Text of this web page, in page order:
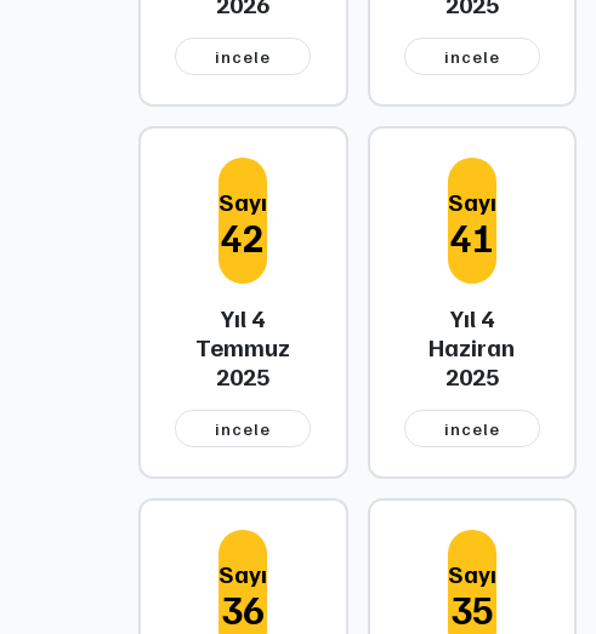
i̇ncele i̇ncele
Sayı
42
Yıl 4
Temmuz
2025
i̇ncele
Sayı
41
Yıl 4
Haziran
2025
i̇ncele
Sayı
36
Sayı
35